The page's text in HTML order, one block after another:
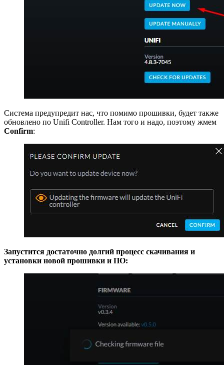
Система предупредит нас, что помимо прошивки, будет также
обновлено по Unifi Controller. Нам того и надо, поэтому жмем
Confirm:
Запустится достаточно долгий процесс скачивания и
установки новой прошивки и ПО: